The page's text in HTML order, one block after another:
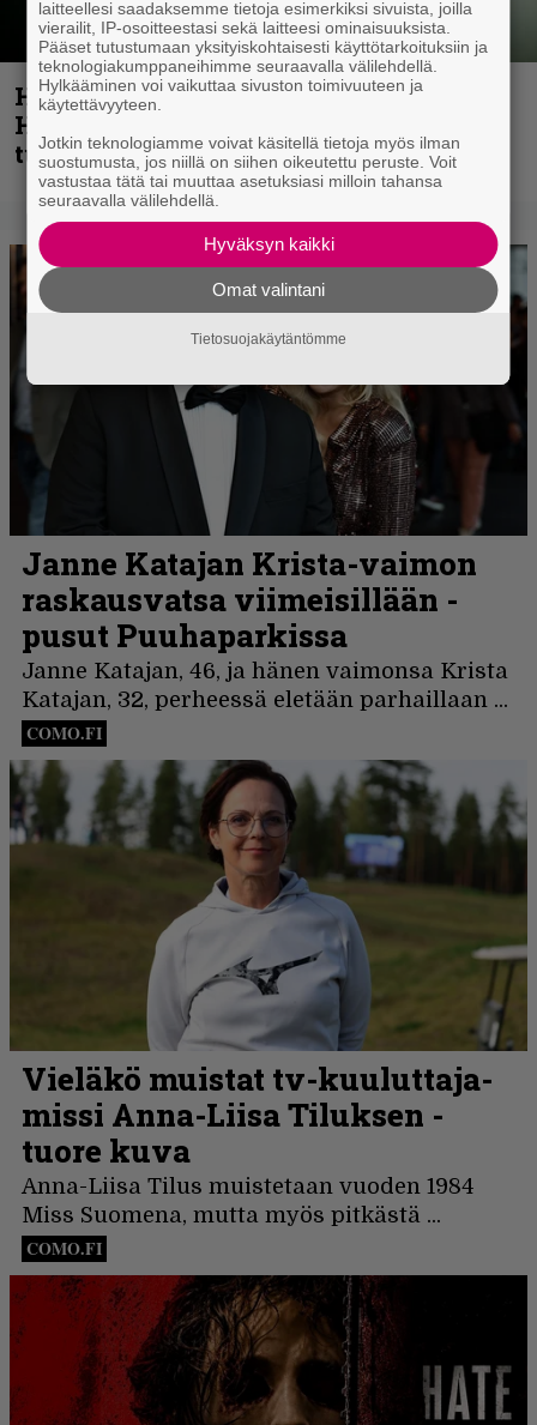
Helloween- ja Gamma Ray -mies Kai
Hansen julkaisi uuden maistiaisen
tulevalta soololevyltä
laitteellesi saadaksemme tietoja esimerkiksi sivuista, joilla
vierailit, IP-osoitteestasi sekä laitteesi ominaisuuksista.
Pääset tutustumaan yksityiskohtaisesti käyttötarkoituksiin ja
teknologiakumppaneihimme seuraavalla välilehdellä.
Hylkääminen voi vaikuttaa sivuston toimivuuteen ja
käytettävyyteen.
Jotkin teknologiamme voivat käsitellä tietoja myös ilman
suostumusta, jos niillä on siihen oikeutettu peruste. Voit
vastustaa tätä tai muuttaa asetuksiasi milloin tahansa
seuraavalla välilehdellä.
Hyväksyn kaikki
Omat valintani
Tietosuojakäytäntömme